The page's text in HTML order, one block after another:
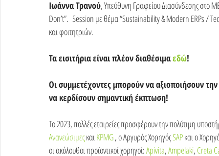
Ιωάννα Τρανού, Υπεύθυνη Γραφείου Διασύνδεσης στο
Don’t”. Session με θέμα “Sustainability & Modern ERPs /
και φοιτητριών.
Τα εισιτήρια είναι πλέον διαθέσιμα εδώ!
Οι συμμετέχοντες μπορούν να αξιοποιήσουν
να κερδίσουν σημαντική έκπτωση!
Το 2023, πολλές εταιρείες προσφέρουν την πολύτιμη
Ανανεώσιμες και KPMG , ο Αργυρός Χορηγός SAP και ο
οι ακόλουθοι προϊοντικοί χορηγοί: Apivita, Ampelaki, Creta